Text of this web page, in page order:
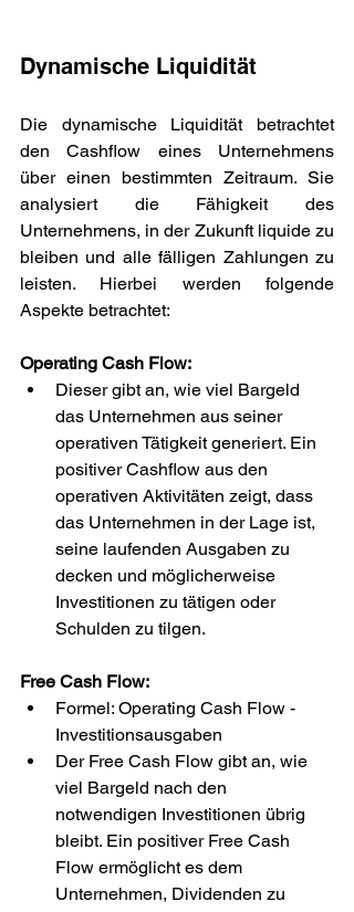
Dynamische Liquidität
Die dynamische Liquidität betrachtet
den Cashflow eines Unternehmens
über einen bestimmten Zeitraum. Sie
analysiert die Fähigkeit des
Unternehmens, in der Zukunft liquide zu
bleiben und alle fälligen Zahlungen zu
leisten. Hierbei werden folgende
Aspekte betrachtet:
Operating Cash Flow:
Dieser gibt an, wie viel Bargeld
das Unternehmen aus seiner
operativen Tätigkeit generiert. Ein
positiver Cashflow aus den
operativen Aktivitäten zeigt, dass
das Unternehmen in der Lage ist,
seine laufenden Ausgaben zu
decken und möglicherweise
Investitionen zu tätigen oder
Schulden zu tilgen.
Free Cash Flow:
Formel: Operating Cash Flow -
Investitionsausgaben
Der Free Cash Flow gibt an, wie
viel Bargeld nach den
notwendigen Investitionen übrig
bleibt. Ein positiver Free Cash
Flow ermöglicht es dem
Unternehmen, Dividenden zu